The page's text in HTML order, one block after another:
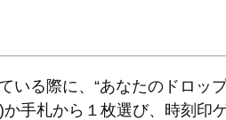
いる際に、“あなたのドロッ
手札から１枚選び、時刻印